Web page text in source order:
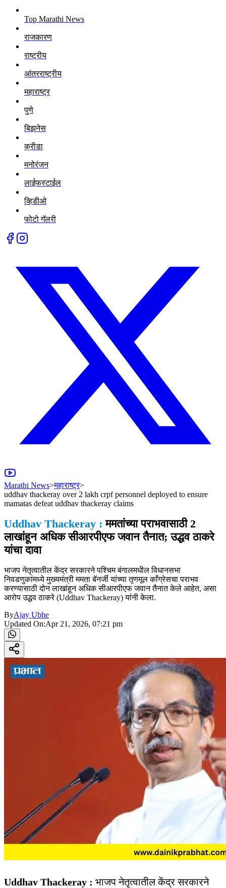
Top Marathi News
राजकारण
राष्ट्रीय
आंतरराष्ट्रीय
महाराष्ट्र
पुणे
बिझनेस
क्रीडा
मनोरंजन
लाईफस्टाईल
व्हिडीओ
फोटो गॅलरी
Marathi News>महाराष्ट्र>
uddhav thackeray over 2 lakh crpf personnel deployed to ensure
mamatas defeat uddhav thackeray claims
Uddhav Thackeray : ममतांच्या पराभवासाठी 2
लाखांहून अधिक सीआरपीएफ जवान तैनात; उद्धव ठाकरे
यांचा दावा
भाजप नेतृत्वातील केंद्र सरकारने पश्चिम बंगालमधील विधानसभा
निवडणुकांमध्ये मुख्यमंत्री ममता बॅनर्जी यांच्या तृणमूल काँग्रेसचा पराभव
करण्यासाठी दोन लाखांहून अधिक सीआरपीएफ जवान तैनात केले आहेत, असा
आरोप उद्धव ठाकरे (Uddhav Thackeray) यांनी केला.
ByAjay Ubhe
Updated On:Apr 21, 2026, 07:21 pm
Uddhav Thackeray : भाजप नेतृत्वातील केंद्र सरकारने